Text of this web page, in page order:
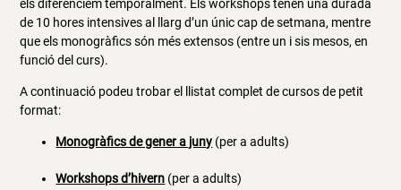
els diferenciem temporalment. Els workshops tenen una durada
de 10 hores intensives al llarg d’un únic cap de setmana, mentre
que els monogràfics són més extensos (entre un i sis mesos, en
funció del curs).
A continuació podeu trobar el llistat complet de cursos de petit
format:
Monogràfics de gener a juny (per a adults)
Workshops d’hivern (per a adults)